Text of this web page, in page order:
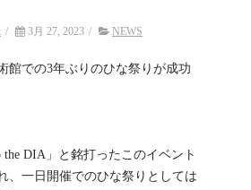
/ 3月 27, 2023 / NEWS
館での3年ぶりのひな祭りが成功
the DIA」と銘打ったこのイベント
、一日開催でのひな祭りとしては